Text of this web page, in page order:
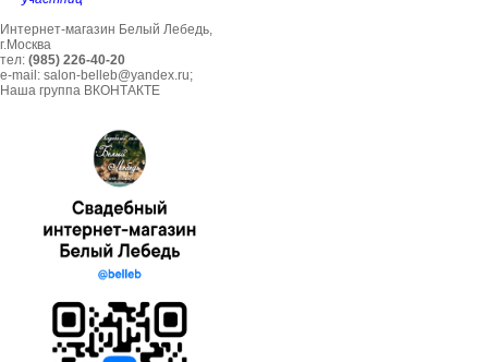
Интернет-магазин Белый Лебедь,
г.Москва
тел: (985) 226-40-20
e-mail: salon-belleb@yandex.ru;
Наша группа ВКОНТАКТЕ